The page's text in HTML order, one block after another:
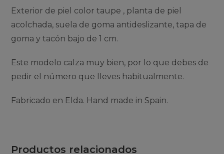
Exterior de piel color taupe , planta de piel
acolchada, suela de goma antideslizante, tapa de
goma y tacón bajo de 1 cm.
Este modelo calza muy bien, por lo que debes de
pedir el número que lleves habitualmente.
Fabricado en Elda. Hand made in Spain.
Productos relacionados